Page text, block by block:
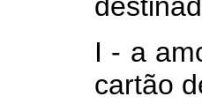
I - a
cartão